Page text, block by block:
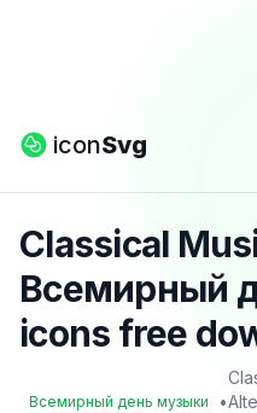
iconSvg
Classical
Всемирный
icons free
Всемирный день музыки •